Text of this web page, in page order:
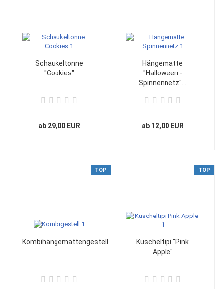
Schaukeltonne
"Cookies"
ab 29,00 EUR
Hängematte
"Halloween -
Spinnennetz"...
ab 12,00 EUR
TOP
Kombihängemattengestell
TOP
Kuscheltipi "Pink
Apple"